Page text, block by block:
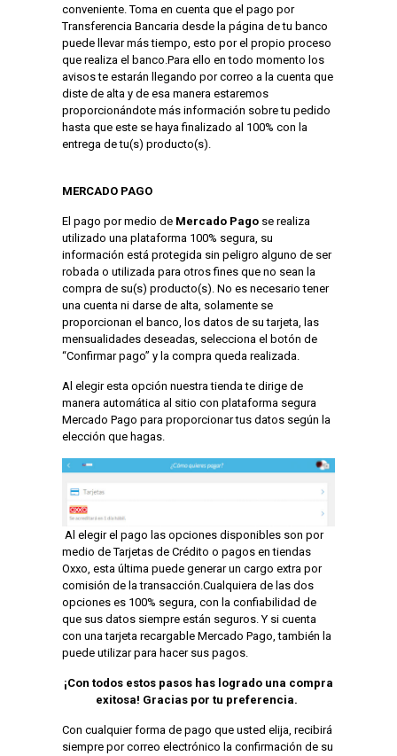
conveniente. Toma en cuenta que el pago por
Transferencia Bancaria desde la página de tu banco
puede llevar más tiempo, esto por el propio proceso
que realiza el banco.Para ello en todo momento los
avisos te estarán llegando por correo a la cuenta que
diste de alta y de esa manera estaremos
proporcionándote más información sobre tu pedido
hasta que este se haya finalizado al 100% con la
entrega de tu(s) producto(s).
MERCADO PAGO
El pago por medio de Mercado Pago se realiza
utilizado una plataforma 100% segura, su
información está protegida sin peligro alguno de ser
robada o utilizada para otros fines que no sean la
compra de su(s) producto(s). No es necesario tener
una cuenta ni darse de alta, solamente se
proporcionan el banco, los datos de su tarjeta, las
mensualidades deseadas, selecciona el botón de
“Confirmar pago” y la compra queda realizada.
Al elegir esta opción nuestra tienda te dirige de
manera automática al sitio con plataforma segura
Mercado Pago para proporcionar tus datos según la
elección que hagas.
Al elegir el pago las opciones disponibles son por
medio de Tarjetas de Crédito o pagos en tiendas
Oxxo, esta última puede generar un cargo extra por
comisión de la transacción.Cualquiera de las dos
opciones es 100% segura, con la confiabilidad de
que sus datos siempre están seguros. Y si cuenta
con una tarjeta recargable Mercado Pago, también la
puede utilizar para hacer sus pagos.
¡Con todos estos pasos has logrado una compra
exitosa! Gracias por tu preferencia.
Con cualquier forma de pago que usted elija, recibirá
siempre por correo electrónico la confirmación de su